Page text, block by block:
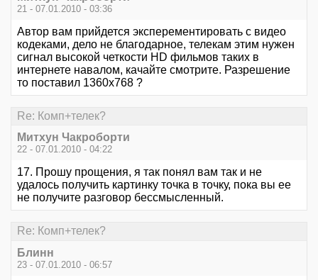
21 - 07.01.2010 - 03:36
Автор вам прийдется эксперементировать с видео
кодеками, дело не благодарное, телекам этим нужен
сигнал высокой четкости HD фильмов таких в
интернете навалом, качайте смотрите. Разрешение
то поставил 1360х768 ?
Re: Комп+телек?
Митхун Чакроборти
22 - 07.01.2010 - 04:22
17. Прошу прощения, я так понял вам так и не
удалось получить картинку точка в точку, пока вы ее
не получите разговор бессмысленный.
Re: Комп+телек?
Блинн
23 - 07.01.2010 - 06:57